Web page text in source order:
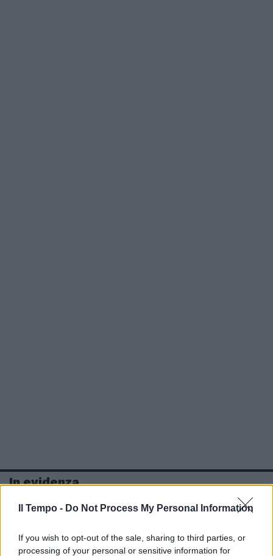
Il Tempo - Do Not Process My Personal Information
If you wish to opt-out of the sale, sharing to third parties, or
processing of your personal or sensitive information for
In evidenza